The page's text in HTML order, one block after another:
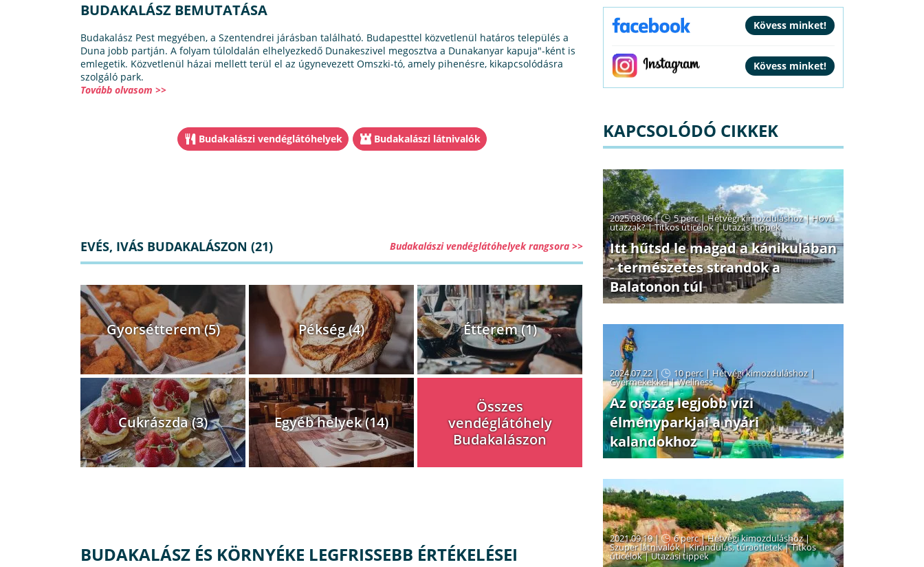
BUDAKALÁSZ BEMUTATÁSA
Budakalász Pest megyében, a Szentendrei járásban található. Budapesttel közvetlenül határos település a
Duna jobb partján. A folyam túloldalán elhelyezkedő Dunakeszivel megosztva a Dunakanyar kapuja"-ként is
emlegetik. Közvetlenül házai mellett terül el az úgynevezett Omszki-tó, amely pihenésre, kikapcsolódásra
szolgáló park.
Tovább olvasom >>
Budakalászi vendéglátóhelyek Budakalászi látnivalók
EVÉS, IVÁS BUDAKALÁSZON (21) Budakalászi vendéglátóhelyek rangsora >>
Gyorsétterem (5) Pékség (4) Étterem (1)
Cukrászda (3) Egyéb helyek (14)
Összes
vendéglátóhely
Budakalászon
BUDAKALÁSZ ÉS KÖRNYÉKE LEGFRISSEBB ÉRTÉKELÉSEI
KAPCSOLÓDÓ CIKKEK
2025.08.06 | 5 perc|Hétvégi kimozduláshoz|Hová
utazzak?|Titkos úticélok|Utazási tippek
Itt hűtsd le magad a kánikulában
- természetes strandok a
Balatonon túl
2024.07.22 | 10 perc| Hétvégi kimozduláshoz|
Gyermekekkel|Wellness
Az ország legjobb vízi
élményparkjai a nyári
kalandokhoz
2021.09.19 | 6 perc|Hétvégi kimozduláshoz|
Szuper látnivalók|Kirándulás, túraötletek|Titkos
úticélok|Utazási tippek